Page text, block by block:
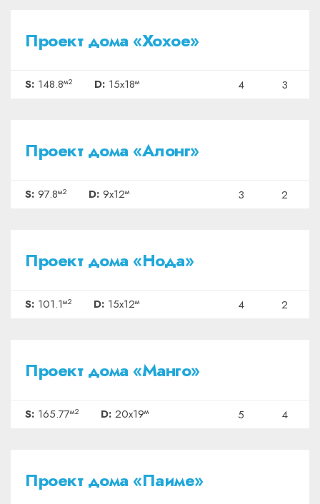
Проект дома «Хохое»
S: 148.8м2 D: 15x18м 4
3
Проект дома «Алонг»
S: 97.8м2 D: 9x12м 3
2
Проект дома «Нода»
S: 101.1м2 D: 15x12м 4
2
Проект дома «Манго»
S: 165.77м2 D: 20x19м 5
4
Проект дома «Паиме»